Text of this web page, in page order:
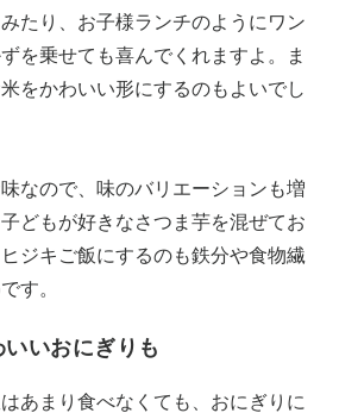
たり、お子様ランチのようにワン
を乗せても喜んでくれますよ。ま
をかわいい形にするのもよいでし
なので、味のバリエーションも増
どもが好きなさつま芋を混ぜてお
ジキご飯にするのも鉄分や食物繊
す。
いおにぎりも
あまり食べなくても、おにぎりに